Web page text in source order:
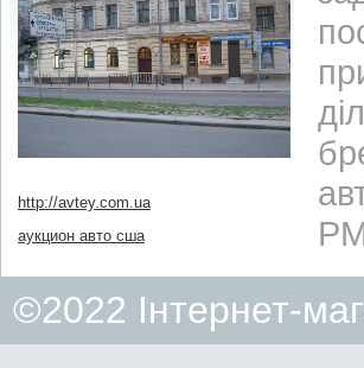
http://avtey.com.ua
аукцион авто сша
©2022 Інтернет-